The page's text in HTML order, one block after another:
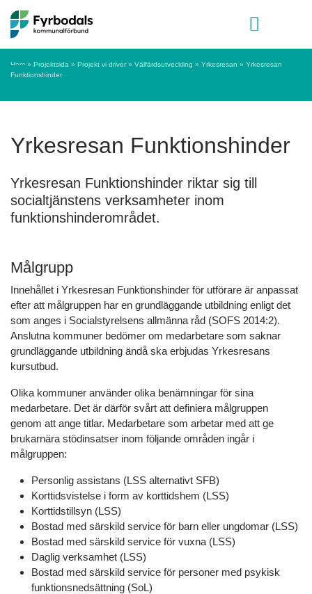
Meny
Hem » Projektsida » Projekt vi driver» Välfärdsutveckling » Yrkesresan » Yrkesresan
Funktionshinder
Yrkesresan Funktionshinder
Yrkesresan Funktionshinder riktar sig till
socialtjänstens verksamheter inom
funktionshinderområdet.
Målgrupp
Innehållet i Yrkesresan Funktionshinder för utförare är anpassat
efter att målgruppen har en grundläggande utbildning enligt det
som anges i Socialstyrelsens allmänna råd (SOFS 2014:2).
Anslutna kommuner bedömer om medarbetare som saknar
grundläggande utbildning ändå ska erbjudas Yrkesresans
kursutbud.
Olika kommuner använder olika benämningar för sina
medarbetare. Det är därför svårt att definiera målgruppen
genom att ange titlar. Medarbetare som arbetar med att ge
brukarnära stödinsatser inom följande områden ingår i
målgruppen:
Personlig assistans (LSS alternativt SFB)
Korttidsvistelse i form av korttidshem (LSS)
Korttidstillsyn (LSS)
Bostad med särskild service för barn eller ungdomar (LSS)
Bostad med särskild service för vuxna (LSS)
Daglig verksamhet (LSS)
Bostad med särskild service för personer med psykisk
funktionsnedsättning (SoL)